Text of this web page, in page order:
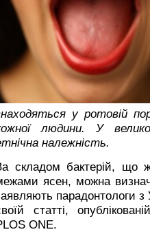
у ротовій
людини. У
належність.
складом бактерій, що
ясен, можна
парадонтологи
статті,
ONE.